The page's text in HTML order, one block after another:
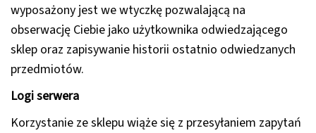
wyposażony jest we wtyczkę pozwalającą na
obserwację Ciebie jako użytkownika odwiedzającego
sklep oraz zapisywanie historii ostatnio odwiedzanych
przedmiotów.
Logi serwera
Korzystanie ze sklepu wiąże się z przesyłaniem zapytań